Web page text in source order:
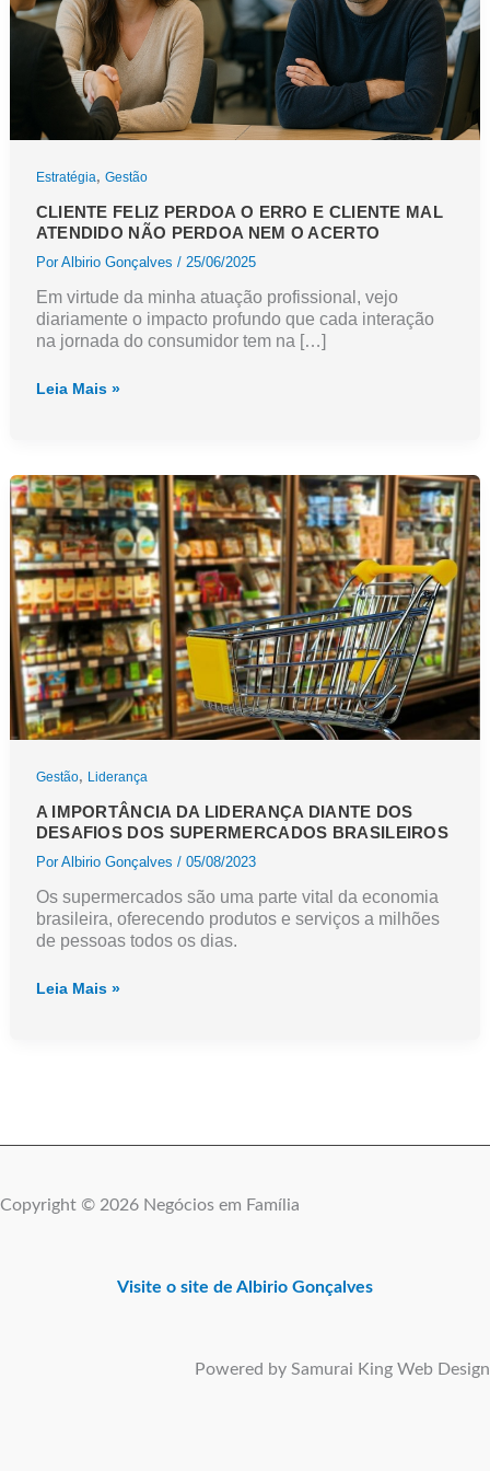
Estratégia, Gestão
CLIENTE FELIZ PERDOA O ERRO E CLIENTE MAL
ATENDIDO NÃO PERDOA NEM O ACERTO
PorAlbirio Gonçalves / 25/06/2025
Em virtude da minha atuação profissional, vejo
diariamente o impacto profundo que cada interação
na jornada do consumidor tem na […]
Cliente
e
cliente
mal
atendido
não
perdoa
nem
o
acerto
Leia Mais »
Gestão, Liderança
A IMPORTÂNCIA DA LIDERANÇA DIANTE DOS
DESAFIOS DOS SUPERMERCADOS BRASILEIROS
PorAlbirio Gonçalves / 05/08/2023
Os supermercados são uma parte vital da economia
brasileira, oferecendo produtos e serviços a milhões
de pessoas todos os dias.
A
brasileiros
Leia Mais »
Copyright © 2026 Negócios em Família
Visite o site de Albirio Gonçalves
Powered by Samurai King Web Design